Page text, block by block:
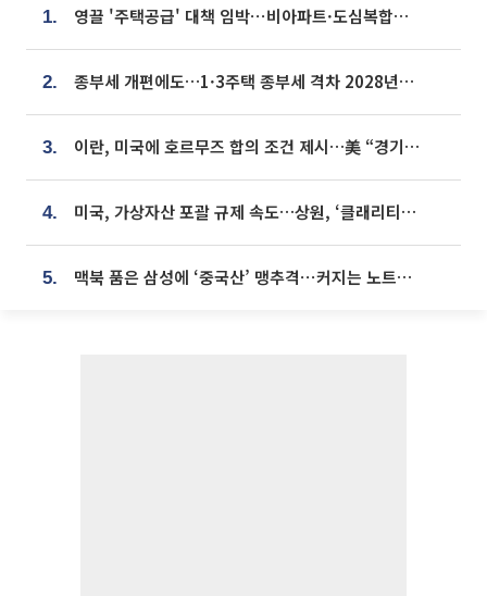
1. 영끌 '주택공급' 대책 임박⋯비아파트·도심복합까지 총동원
2. 종부세 개편에도…1·3주택 종부세 격차 2028년부터 확대
3. 이란, 미국에 호르무즈 합의 조건 제시…美 “경기 아직 안 끝나” [종합]
4. 미국, 가상자산 포괄 규제 속도…상원, ‘클래리티법’ 9월 절차투표 추진
5. 맥북 품은 삼성에 ‘중국산’ 맹추격⋯커지는 노트북 OLED 시장